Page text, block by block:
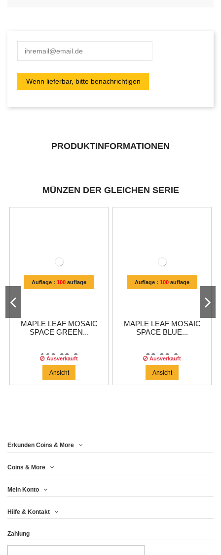
PRODUKTINFORMATIONEN
MÜNZEN DER GLEICHEN SERIE
Auflage : 100auflage
MAPLE LEAF MOSAIC
SPACE GREEN...
116,63 €
Ausverkauft
Ansicht
Auflage : 100auflage
MAPLE LEAF MOSAIC
SPACE BLUE...
99,96 €
Ausverkauft
Ansicht
Erkunden Coins & More
Coins & More
Mein Konto
Hilfe & Kontakt
Zahlung